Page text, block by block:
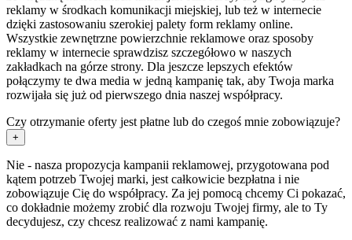
reklamy w środkach komunikacji miejskiej, lub też w internecie
dzięki zastosowaniu szerokiej palety form reklamy online.
Wszystkie zewnętrzne powierzchnie reklamowe oraz sposoby
reklamy w internecie sprawdzisz szczegółowo w naszych
zakładkach na górze strony. Dla jeszcze lepszych efektów
połączymy te dwa media w jedną kampanię tak, aby Twoja marka
rozwijała się już od pierwszego dnia naszej współpracy.
Czy otrzymanie oferty jest płatne lub do czegoś mnie zobowiązuje?
+
Nie - nasza propozycja kampanii reklamowej, przygotowana pod
kątem potrzeb Twojej marki, jest całkowicie bezpłatna i nie
zobowiązuje Cię do współpracy. Za jej pomocą chcemy Ci pokazać,
co dokładnie możemy zrobić dla rozwoju Twojej firmy, ale to Ty
decydujesz, czy chcesz realizować z nami kampanię.